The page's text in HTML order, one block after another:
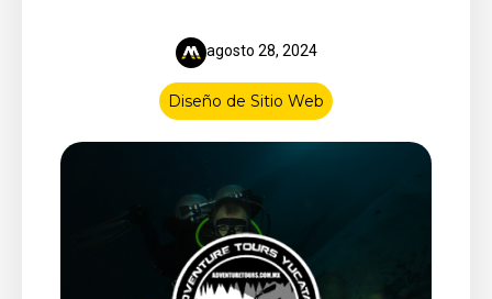
agosto 28, 2024
Diseño de Sitio Web